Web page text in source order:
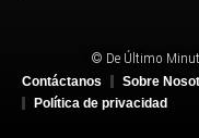
© De Último
Contáctanos
Sobre
Política de privacidad